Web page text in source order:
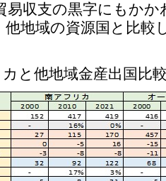
易収支の黒字にもかか
地域の資源国と比較
と他地域金産出国比